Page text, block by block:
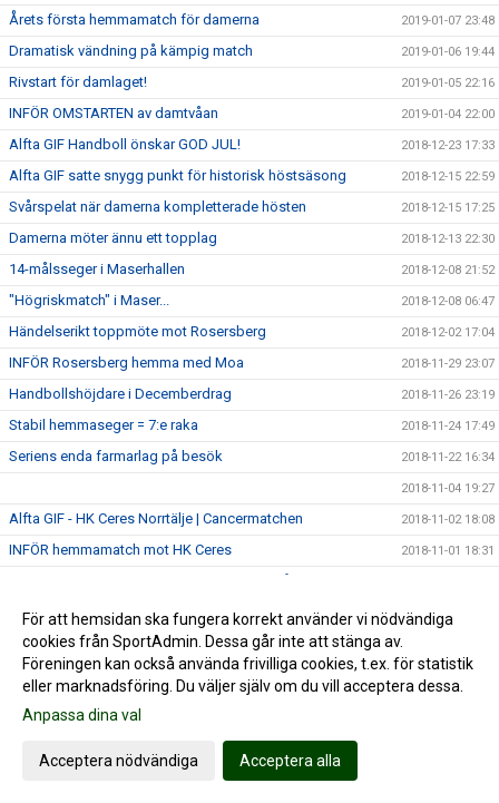
Årets första hemmamatch för damerna 2019-01-07 23:48
Dramatisk vändning på kämpig match 2019-01-06 19:44
Rivstart för damlaget! 2019-01-05 22:16
INFÖR OMSTARTEN av damtvåan 2019-01-04 22:00
Alfta GIF Handboll önskar GOD JUL! 2018-12-23 17:33
Alfta GIF satte snygg punkt för historisk höstsäsong 2018-12-15 22:59
Svårspelat när damerna kompletterade hösten 2018-12-15 17:25
Damerna möter ännu ett topplag 2018-12-13 22:30
14-målsseger i Maserhallen 2018-12-08 21:52
"Högriskmatch" i Maser... 2018-12-08 06:47
Händelserikt toppmöte mot Rosersberg 2018-12-02 17:04
INFÖR Rosersberg hemma med Moa 2018-11-29 23:07
Handbollshöjdare i Decemberdrag 2018-11-26 23:19
Stabil hemmaseger = 7:e raka 2018-11-24 17:49
Seriens enda farmarlag på besök 2018-11-22 16:34
2018-11-04 19:27
Alfta GIF - HK Ceres Norrtälje | Cancermatchen 2018-11-02 18:08
INFÖR hemmamatch mot HK Ceres 2018-11-01 18:31
2018-10-28 23:07
Damerna reser till Tibble 2018-10-26 21:26
TUNG seger i tuff match
INFÖR tidiga toppmötet
Damerna antar tuffaste utmaningen hittills
För att hemsidan ska fungera korrekt använder vi nödvändiga
cookies från SportAdmin. Dessa går inte att stänga av.
Föreningen kan också använda frivilliga cookies, t.ex. för statistik
eller marknadsföring. Du väljer själv om du vill acceptera dessa.
Anpassa dina val
Acceptera nödvändiga Acceptera alla